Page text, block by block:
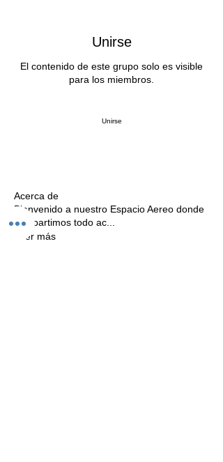
Unirse
El contenido de este grupo solo es visible
para los miembros.
Unirse
Acerca de
Bienvenido a nuestro Espacio Aereo donde
compartimos todo ac
Leer más